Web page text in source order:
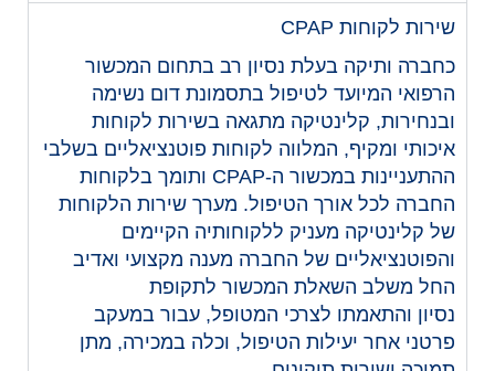
שירות לקוחות CPAP
כחברה ותיקה בעלת נסיון רב בתחום המכשור
הרפואי המיועד לטיפול בתסמונת דום נשימה
ובנחירות, קלינטיקה מתגאה בשירות לקוחות
איכותי ומקיף, המלווה לקוחות פוטנציאליים בשלבי
ההתעניינות במכשור ה-CPAP ותומך בלקוחות
החברה לכל אורך הטיפול. מערך שירות הלקוחות
של קלינטיקה מעניק ללקוחותיה הקיימים
והפוטנציאליים של החברה מענה מקצועי ואדיב
החל משלב השאלת המכשור לתקופת
נסיון והתאמתו לצרכי המטופל, עבור במעקב
פרטני אחר יעילות הטיפול, וכלה במכירה, מתן